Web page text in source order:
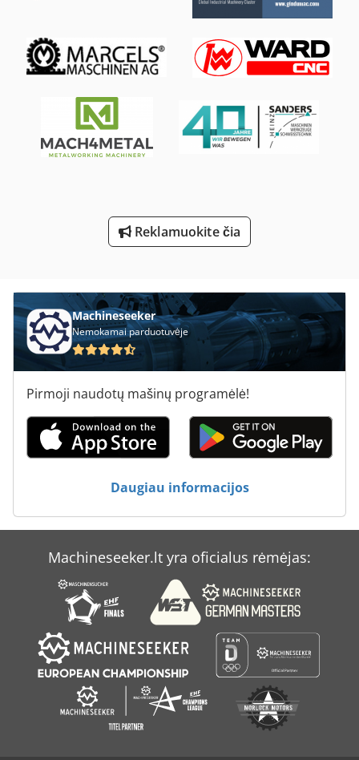
Sdah Plokštuma Ir Žiedai
Smėlis Sprogimo Spintelė 990
Stalo Pjūklas Su Stumdomas Stalas
Susisiekite Su Plovimo Bandschleifer
Šlifavimo Blokas Su Gavyba
Švabijos Staklių Gmbh
Reklamuokite čia
Machineseeker
Nemokamai parduotuvėje
Pirmoji naudotų mašinų programėlė!
Daugiau informacijos
Machineseeker.lt yra oficialus rėmėjas: